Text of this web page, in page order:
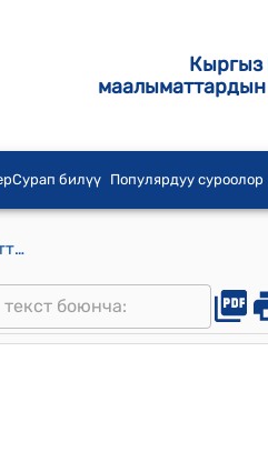
Кыргыз
Сурап билүү Популярдуу суроолор
Кашкар-Кыштак айылдык кеңешинин 2013-жылдын 27-июлундагы № 13 "Спортту өнүктүрүү боюнча акча каражатын ажыратуу жөнүндө" токтому